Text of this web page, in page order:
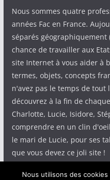
Nous sommes quatre
années Fac en France.
séparés
chance de travailler aux
site Internet à vous aider à
termes, objets, concepts
n'avez pas le temps de tout
découvrez à la fin de
Charlotte, Lucie, Isidore,
comprendre en un clin
le mari de Lucie, pour ses
que vous devez ce joli site !
Nous utilisons des